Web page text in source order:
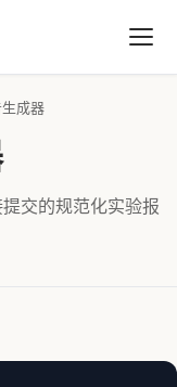
成器
交的规范化实验报